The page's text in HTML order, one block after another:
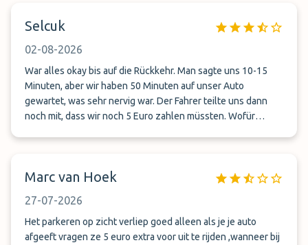
Selcuk
02-08-2026
War alles okay bis auf die Rückkehr. Man sagte uns 10-15
Minuten, aber wir haben 50 Minuten auf unser Auto
gewartet, was sehr nervig war. Der Fahrer teilte uns dann
noch mit, dass wir noch 5 Euro zahlen müssten. Wofür
Marc van Hoek
27-07-2026
Het parkeren op zicht verliep goed alleen als je je auto
afgeeft vragen ze 5 euro extra voor uit te rijden ,wanneer bij